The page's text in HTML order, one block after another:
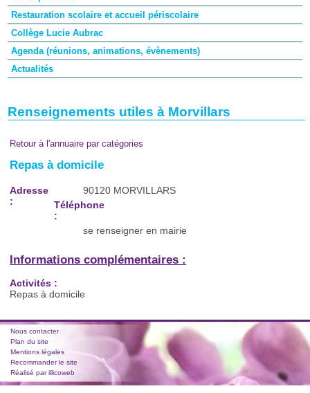
Restauration scolaire et accueil périscolaire
Collège Lucie Aubrac
Agenda (réunions, animations, évènements)
Actualités
Renseignements utiles à Morvillars
Retour à l'annuaire par catégories
Repas à domicile
Adresse
:
90120 MORVILLARS
Téléphone
:
se renseigner en mairie
Informations complémentaires :
Activités :
Repas à domicile
Nous contacter
Plan du site
Mentions légales
Recommander le site
Réalisé par illicoweb